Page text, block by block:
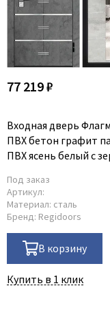
77 219 ₽
Входная дверь
ПВХ бетон графит
ПВХ ясень белый с
Под заказ
Артикул:
Материал: сталь
Бренд: Regidoors
В корзину
Купить в 1 клик